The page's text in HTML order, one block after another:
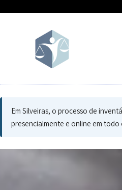
Em Silveiras, o processo de
presencialmente e online em